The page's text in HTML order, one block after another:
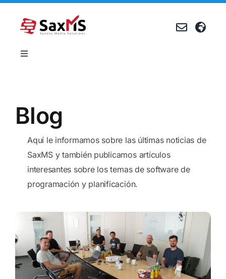
content
Toggle
Referencias
Eventos
Carrera
Sostenibilidad
Blog
Aquí le informamos sobre las últimas noticias de
SaxMS y también publicamos artículos
interesantes sobre los temas de software de
programación y planificación.